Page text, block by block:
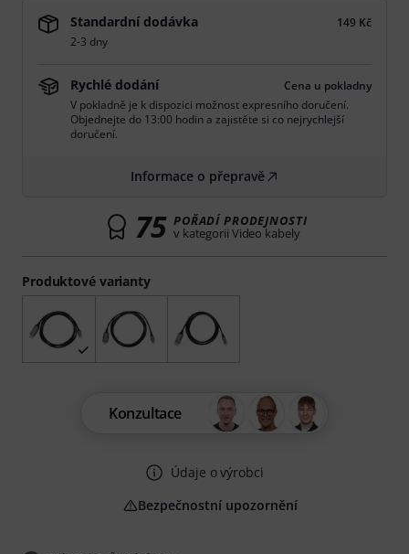
Produktové varianty
Standardní dodávka
149 Kč
2-3 dny
Rychlé dodání
Cena u pokladny
V pokladně je k dispozici možnost expresního doručení.
Objednejte do 13:00 hodin a zajistěte si co nejrychlejší
doručení.
Informace o přepravě
75 POŘADÍ PRODEJNOSTI
v kategorii Video kabely
Konzultace
Údaje o výrobci
Bezpečnostní upozornění